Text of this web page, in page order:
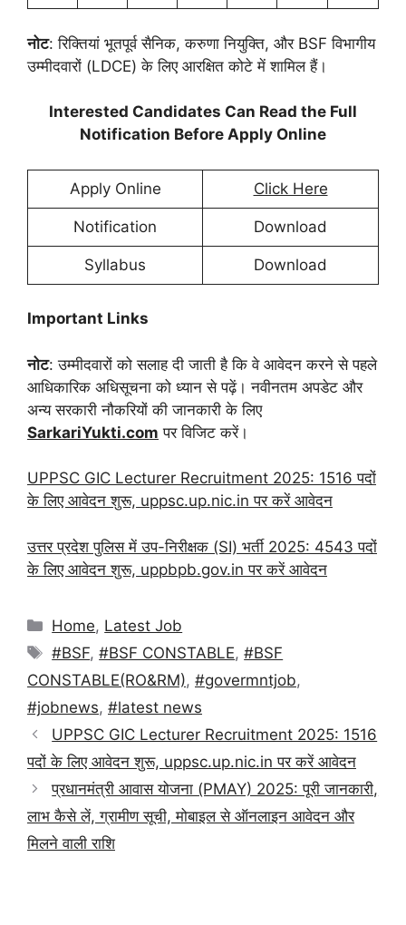
नोट: रिक्तियां भूतपूर्व सैनिक, करुणा नियुक्ति, और BSF विभागीय
उम्मीदवारों (LDCE) के लिए आरक्षित कोटे में शामिल हैं।
Interested Candidates Can Read the Full
Notification Before Apply Online
Apply Online Click Here
Notification Download
Syllabus Download
Important Links
नोट: उम्मीदवारों को सलाह दी जाती है कि वे आवेदन करने से पहले
आधिकारिक अधिसूचना को ध्यान से पढ़ें। नवीनतम अपडेट और
अन्य सरकारी नौकरियों की जानकारी के लिए
SarkariYukti.com पर विजिट करें।
UPPSC GIC Lecturer Recruitment 2025: 1516 पदों
के लिए आवेदन शुरू, uppsc.up.nic.in पर करें आवेदन
उत्तर प्रदेश पुलिस में उप-निरीक्षक (SI) भर्ती 2025: 4543 पदों
के लिए आवेदन शुरू, uppbpb.gov.in पर करें आवेदन
Categories
Home, Latest Job
Tags
#BSF,#BSF CONSTABLE,#BSF
CONSTABLE(RO&RM), #govermntjob,
#jobnews, #latest news
UPPSC GIC Lecturer Recruitment 2025: 1516
पदों के लिए आवेदन शुरू, uppsc.up.nic.in पर करें आवेदन
प्रधानमंत्री आवास योजना (PMAY) 2025: पूरी जानकारी,
लाभ कैसे लें, ग्रामीण सूची, मोबाइल से ऑनलाइन आवेदन और
मिलने वाली राशि